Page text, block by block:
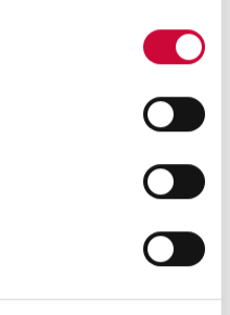
I DAG
vide om